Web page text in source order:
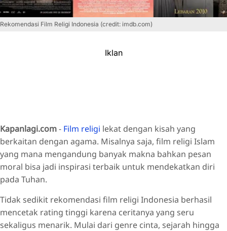
Rekomendasi Film Religi Indonesia (credit: imdb.com)
Iklan
Kapanlagi.com- Film religi lekat dengan kisah yang
berkaitan dengan agama. Misalnya saja, film religi Islam
yang mana mengandung banyak makna bahkan pesan
moral bisa jadi inspirasi terbaik untuk mendekatkan diri
pada Tuhan.
Tidak sedikit rekomendasi film religi Indonesia berhasil
mencetak rating tinggi karena ceritanya yang seru
sekaligus menarik. Mulai dari genre cinta, sejarah hingga